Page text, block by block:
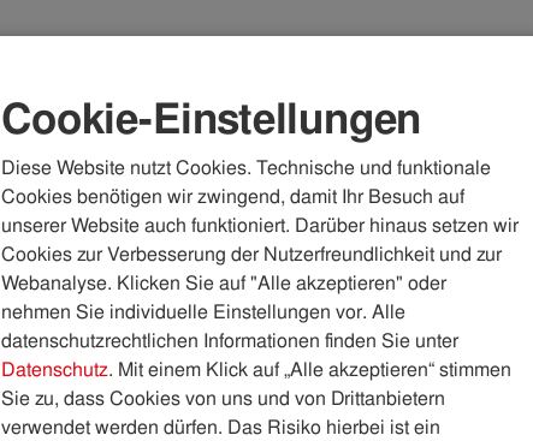
WASSER & ABWASSER KÄLTE & WÄRME PHOTOVOLTAIK
Cookie-Einstellungen
Diese Website nutzt Cookies. Technische und funktionale
Cookies benötigen wir zwingend, damit Ihr Besuch auf
unserer Website auch funktioniert. Darüber hinaus setzen wir
Cookies zur Verbesserung der Nutzerfreundlichkeit und zur
Webanalyse. Klicken Sie auf "Alle akzeptieren" oder
nehmen Sie individuelle Einstellungen vor. Alle
datenschutzrechtlichen Informationen finden Sie unter
Datenschutz. Mit einem Klick auf „Alle akzeptieren“ stimmen
Sie zu, dass Cookies von uns und von Drittanbietern
verwendet werden dürfen. Das Risiko hierbei ist ein